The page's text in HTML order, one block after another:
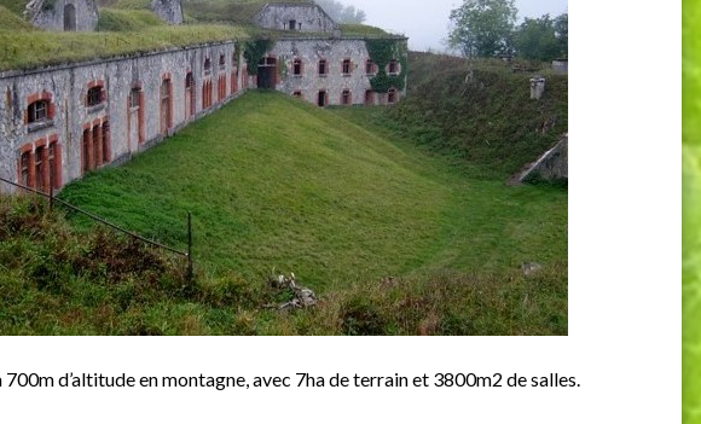
700m d’altitude en montagne, avec 7ha de terrain et 3800m2 de salles.